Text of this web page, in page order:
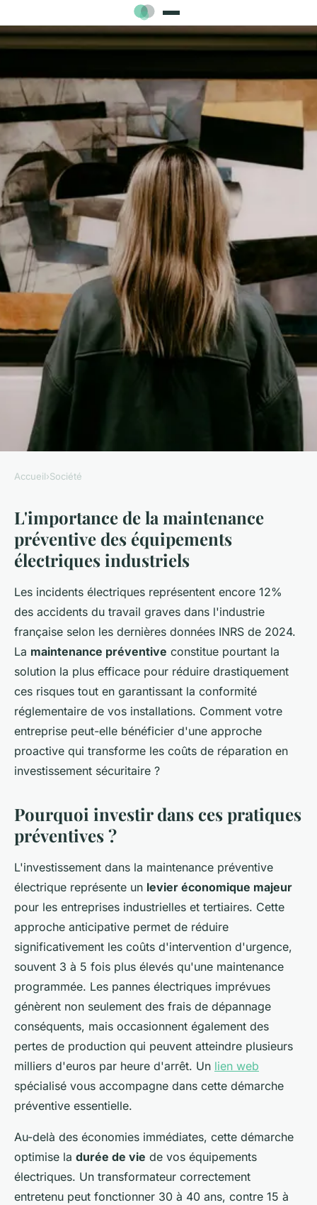
Optimiser la maintenance des
installations électriques pour
la sécurité
Valentine•13 novembre 2025•8 min de lecture
Accueil›Société
L'importance de la maintenance
préventive des équipements
électriques industriels
Les incidents électriques représentent encore 12%
des accidents du travail graves dans l'industrie
française selon les dernières données INRS de 2024.
La maintenance préventive constitue pourtant la
solution la plus efficace pour réduire drastiquement
ces risques tout en garantissant la conformité
réglementaire de vos installations. Comment votre
entreprise peut-elle bénéficier d'une approche
proactive qui transforme les coûts de réparation en
investissement sécuritaire ?
Pourquoi investir dans ces pratiques
préventives ?
L'investissement dans la maintenance préventive
électrique représente un levier économique majeur
pour les entreprises industrielles et tertiaires. Cette
approche anticipative permet de réduire
significativement les coûts d'intervention d'urgence,
souvent 3 à 5 fois plus élevés qu'une maintenance
programmée. Les pannes électriques imprévues
génèrent non seulement des frais de dépannage
conséquents, mais occasionnent également des
pertes de production qui peuvent atteindre plusieurs
milliers d'euros par heure d'arrêt. Un lien web
spécialisé vous accompagne dans cette démarche
préventive essentielle.
Au-delà des économies immédiates, cette démarche
optimise la durée de vie de vos équipements
électriques. Un transformateur correctement
entretenu peut fonctionner 30 à 40 ans, contre 15 à